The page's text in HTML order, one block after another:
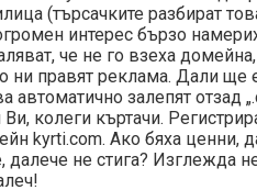
(търсачките разбират
интерес бързо
че не го взеха
ни правят реклама. Дали
автоматично залепят отзад
колеги къртачи.
kyrti.com. Ако бяха ценни,
далече не стига? Изглежда